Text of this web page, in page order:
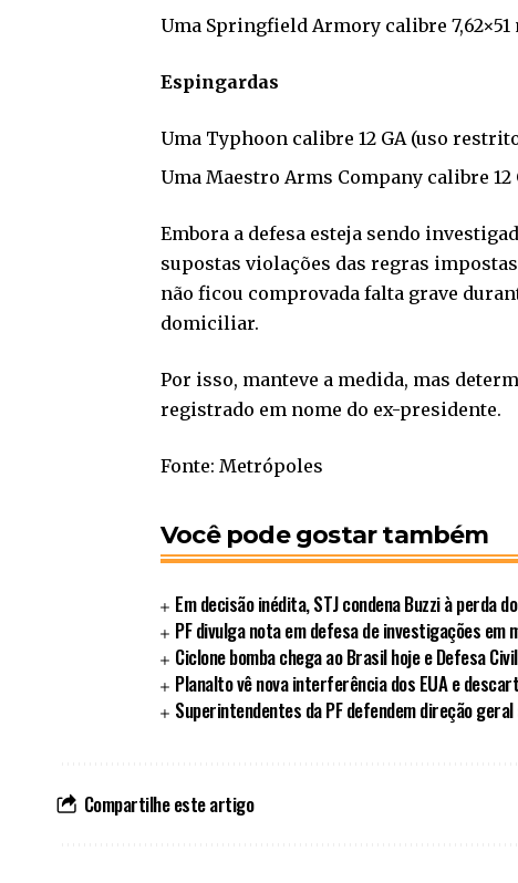
Uma Springfield Armory calibre
Espingardas
Uma Typhoon calibre 12 GA (uso
Uma Maestro Arms Company calibre 12
Embora a defesa esteja sendo
supostas violações das regras
não ficou comprovada falta grave
domiciliar.
Por isso, manteve a medida, mas
registrado em nome do ex-presidente.
Fonte: Metrópoles
Você pode gostar também
Em decisão inédita, STJ condena Buzzi à perda
PF divulga nota em defesa de investigações em
Ciclone bomba chega ao Brasil hoje e Defesa
Planalto vê nova interferência dos EUA e
Superintendentes da PF defendem direção geral
Compartilhe este artigo